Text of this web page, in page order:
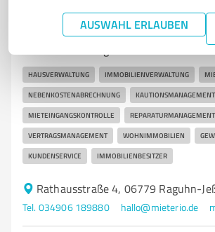
AUSWAHL ERLAUBEN
Mieterio GmbH Raguhn-Jeßnitz
Professionelle Hausverwaltung und
Immobilienmanagement durch
HAUSVERWALTUNG IMMOBILIENVERWALTUNG
NEBENKOSTENABRECHNUNG KAUTIONSMANAGEMENT
MIETEINGANGSKONTROLLE REPARATURMANAGEMENT
VERTRAGSMANAGEMENT WOHNIMMOBILIEN
KUNDENSERVICE IMMOBILIENBESITZER
Rathausstraße 4, 06779 Raguhn-
Tel. 034906 189880 hallo@mieterio.de